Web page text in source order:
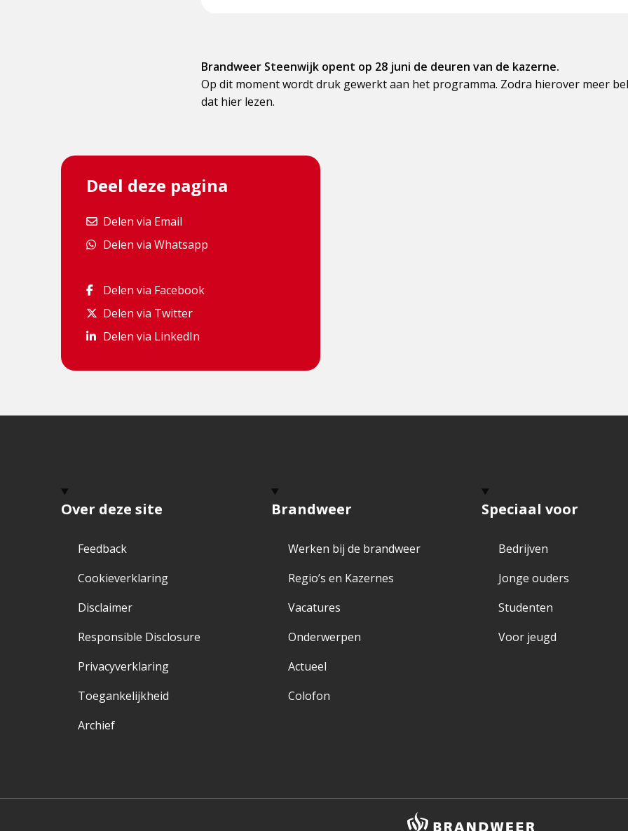
Brandweer Steenwijk opent op 28 juni de deuren van de kazerne.
Op dit moment wordt druk gewerkt aan het programma. Zodra hierover meer
dat hier lezen.
Deel deze pagina
Delen via Email
Delen via Email
Delen via Whatsapp
Delen via Whatsapp
Delen via Facebook
Delen via Facebook
Delen via Twitter
Delen via Twitter
Delen via LinkedIn
Delen via LinkedIn
Over deze site
Feedback
Cookieverklaring
Disclaimer
Responsible Disclosure
Privacyverklaring
Toegankelijkheid
Archief
Brandweer
Werken bij de brandweer
Regio’s en Kazernes
Vacatures
Onderwerpen
Actueel
Colofon
Speciaal voor
Bedrijven
Jonge ouders
Studenten
Voor jeugd
Brandweer